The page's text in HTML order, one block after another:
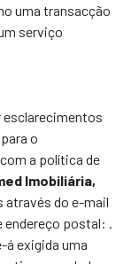
uma transacção
serviço
esclarecimentos
o
a política de
Imobiliária,
através do e-mail
endereço postal: .
á exigida uma